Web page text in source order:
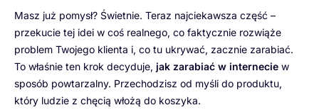
Masz już pomysł? Świetnie. Teraz najciekawsza część –
przekucie tej idei w coś realnego, co faktycznie rozwiąże
problem Twojego klienta i, co tu ukrywać, zacznie zarabiać.
To właśnie ten krok decyduje, jak zarabiać w internecie w
sposób powtarzalny. Przechodzisz od myśli do produktu,
który ludzie z chęcią włożą do koszyka.